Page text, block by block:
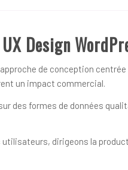
UX Design
approche de conception
un impact commercial.
des formes de données
dirigeons la